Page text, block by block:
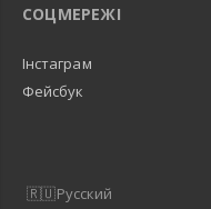
СОЦМЕРЕЖІ
Інстаграм
Фейсбук
Русский